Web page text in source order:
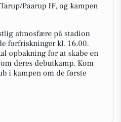
Paarup IF, og kampen
atmosfære på stadion
forfriskninger kl. 16.00.
opbakning for at skabe en
deres debutkamp. Kom
i kampen om de første